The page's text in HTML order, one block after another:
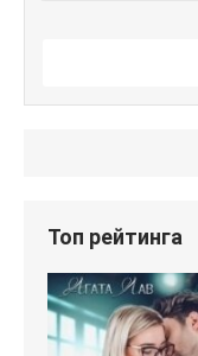
Топ рейтинга